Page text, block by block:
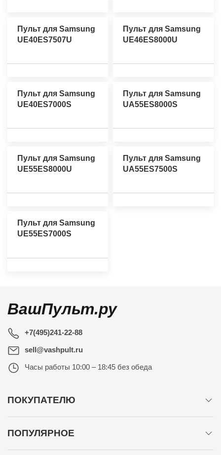
Пульт для Samsung
UE40ES7507U
Пульт для Samsung
UE46ES8000U
Пульт для Samsung
UE40ES7000S
Пульт для Samsung
UA55ES8000S
Пульт для Samsung
UE55ES8000U
Пульт для Samsung
UA55ES7500S
Пульт для Samsung
UE55ES7000S
ВашПульт.ру
+7(495)241-22-88
sell@vashpult.ru
Часы работы 10:00 – 18:45 без обеда
ПОКУПАТЕЛЮ
ПОПУЛЯРНОЕ